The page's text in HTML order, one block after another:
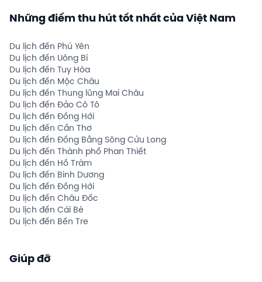
Những điểm thu hút tốt nhất của Việt Nam
Du lịch đến Phú Yên
Du lịch đến Uông Bí
Du lịch đến Tuy Hòa
Du lịch đến Mộc Châu
Du lịch đến Thung lũng Mai Châu
Du lịch đến Đảo Cô Tô
Du lịch đến Đồng Hới
Du lịch đến Cần Thơ
Du lịch đến Đồng Bằng Sông Cửu Long
Du lịch đến Thành phố Phan Thiết
Du lịch đến Hồ Tràm
Du lịch đến Bình Dương
Du lịch đến Đồng Hới
Du lịch đến Châu Đốc
Du lịch đến Cái Bè
Du lịch đến Bến Tre
Giúp đỡ